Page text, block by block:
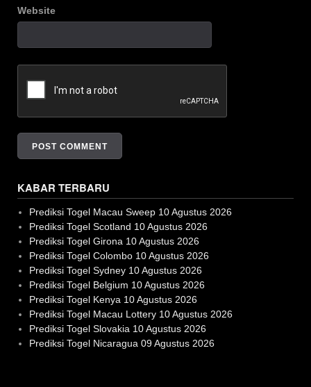
Website
KABAR TERBARU
Prediksi Togel Macau Sweep 10 Agustus 2026
Prediksi Togel Scotland 10 Agustus 2026
Prediksi Togel Girona 10 Agustus 2026
Prediksi Togel Colombo 10 Agustus 2026
Prediksi Togel Sydney 10 Agustus 2026
Prediksi Togel Belgium 10 Agustus 2026
Prediksi Togel Kenya 10 Agustus 2026
Prediksi Togel Macau Lottery 10 Agustus 2026
Prediksi Togel Slovakia 10 Agustus 2026
Prediksi Togel Nicaragua 09 Agustus 2026